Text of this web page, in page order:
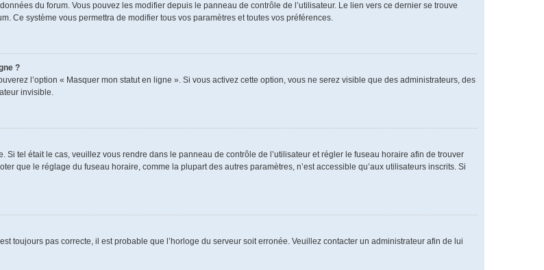
du forum. Vous pouvez les modifier depuis le panneau de contrôle de l’utilisateur. Le lien vers ce dernier se trouve
Ce système vous permettra de modifier tous vos paramètres et toutes vos préférences.
?
l’option « Masquer mon statut en ligne ». Si vous activez cette option, vous ne serez visible que des administrateurs, des
invisible.
Si tel était le cas, veuillez vous rendre dans le panneau de contrôle de l’utilisateur et régler le fuseau horaire afin de trouver
que le réglage du fuseau horaire, comme la plupart des autres paramètres, n’est accessible qu’aux utilisateurs inscrits. Si
toujours pas correcte, il est probable que l’horloge du serveur soit erronée. Veuillez contacter un administrateur afin de lui